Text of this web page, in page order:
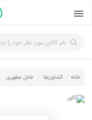
نام کالای مورد نظر خود را
خانه کشاورزها عادل مظهری